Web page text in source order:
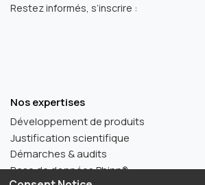
Restez informés, s’inscrire :
Nos expertises
Développement de produits
Justification scientifique
Démarches & audits
Base de données Phinn®